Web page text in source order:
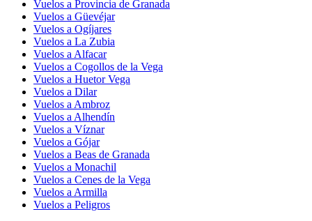
Vuelos a Provincia de Granada
Vuelos a Güevéjar
Vuelos a Ogíjares
Vuelos a La Zubia
Vuelos a Alfacar
Vuelos a Cogollos de la Vega
Vuelos a Huetor Vega
Vuelos a Dilar
Vuelos a Ambroz
Vuelos a Alhendín
Vuelos a Víznar
Vuelos a Gójar
Vuelos a Beas de Granada
Vuelos a Monachil
Vuelos a Cenes de la Vega
Vuelos a Armilla
Vuelos a Peligros